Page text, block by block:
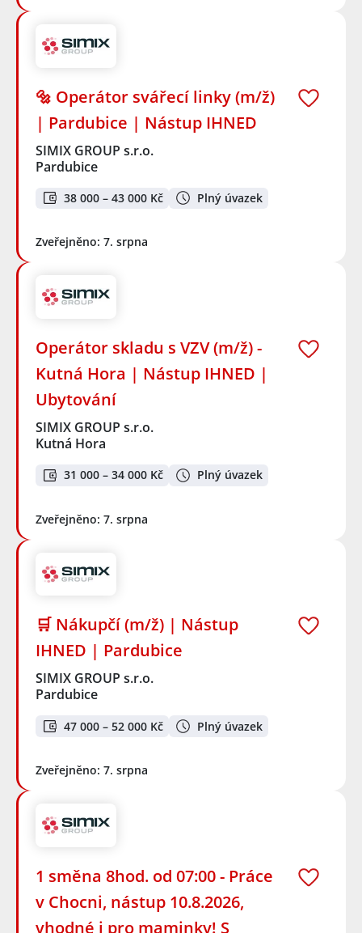
🔩 Operátor svářecí linky (m/ž)
| Pardubice | Nástup IHNED
SIMIX GROUP s.r.o.
Pardubice
38 000 – 43 000 Kč Plný úvazek
Zveřejněno: 7. srpna
Operátor skladu s VZV (m/ž) -
Kutná Hora | Nástup IHNED |
Ubytování
SIMIX GROUP s.r.o.
Kutná Hora
31 000 – 34 000 Kč Plný úvazek
Zveřejněno: 7. srpna
🛒 Nákupčí (m/ž) | Nástup
IHNED | Pardubice
SIMIX GROUP s.r.o.
Pardubice
47 000 – 52 000 Kč Plný úvazek
Zveřejněno: 7. srpna
1 směna 8hod. od 07:00 - Práce
v Chocni, nástup 10.8.2026,
vhodné i pro maminky! S